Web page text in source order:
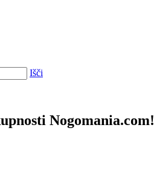
Išči
Nogomania.com!